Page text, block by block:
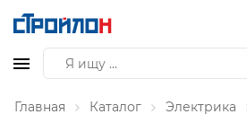
Главная Каталог Электрика